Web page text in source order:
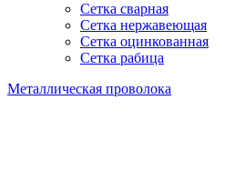
Сетка сварная
Сетка нержавеющая
Сетка оцинкованная
Сетка рабица
Металлическая проволока